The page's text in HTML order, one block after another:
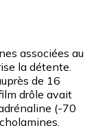
associées au
la détente.
de 16
drôle avait
(-70